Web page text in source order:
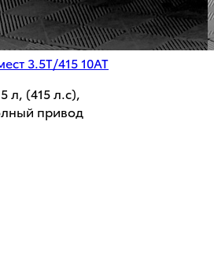
3.5T/415 10AT
л, (415 л.с),
привод